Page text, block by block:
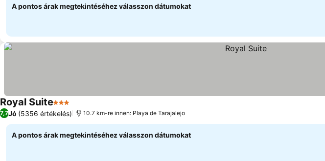
A pontos árak megtekintéséhez válasszon dátumokat
Royal Suite3 KategóriaÁrak megjelenítése
7,7Jó (5356 értékelés) 10.7 km-re innen: Playa de Tarajalejo
A pontos árak megtekintéséhez válasszon dátumokat